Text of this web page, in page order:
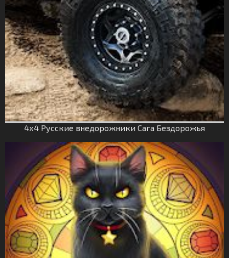
4х4 Русские внедорожники Сага Бездорожья